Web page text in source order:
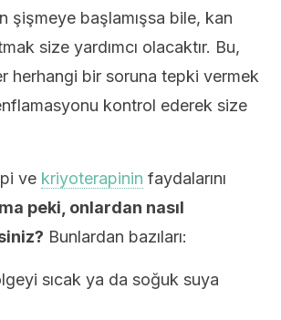
şişmeye başlamışsa bile, kan
size yardımcı olacaktır. Bu,
herhangi bir soruna tepki vermek
kontrol ederek size
ve kriyoterapinin faydalarını
peki, onlardan nasıl
Bunlardan bazıları:
sıcak ya da soğuk suya